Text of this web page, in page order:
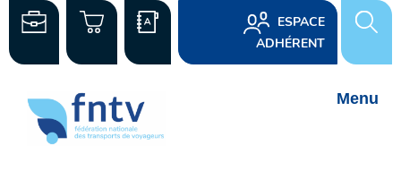
ESPACE
ADHÉRENT